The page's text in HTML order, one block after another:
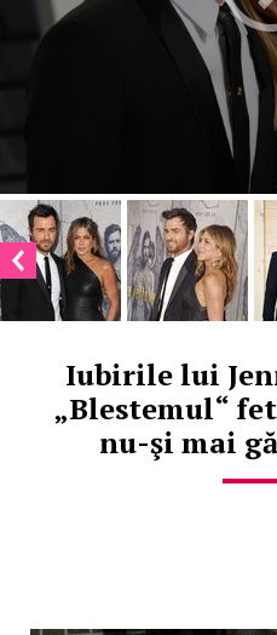
Iubirile lui
„Blestemul“
nu-şi mai